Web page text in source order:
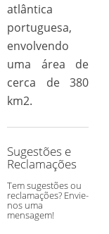
atlântica
portuguesa,
envolvendo
uma área de
cerca de 380
km2.
Sugestões e
Reclamações
Tem sugestões ou
reclamações? Envie-
nos uma
mensagem!